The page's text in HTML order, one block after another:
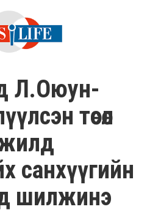
Л.Оюун-
төсөл
жилд
санхүүгийн
шилжинэ